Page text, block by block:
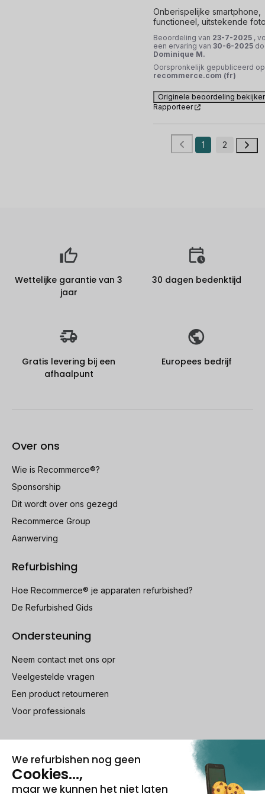
Onberispelijke smartphone,
functioneel, uitstekende
Beoordeling van 23-7-2025 ,
een ervaring van 30-6-2025
Dominique M.
Oorspronkelijk gepubliceerd op
recommerce.com (fr)
Originele beoordeling
Rapporteer
1 2
Wettelijke garantie van 3
jaar
30 dagen bedenktijd
Gratis levering bij een
afhaalpunt
Europees bedrijf
Over ons
Wie is Recommerce®?
Sponsorship
Dit wordt over ons gezegd
Recommerce Group
Aanwerving
Refurbishing
Hoe Recommerce® je apparaten refurbished?
De Refurbished Gids
Ondersteuning
Neem contact met ons opr
Veelgestelde vragen
Een product retourneren
Voor professionals
100% beveiligde betaling